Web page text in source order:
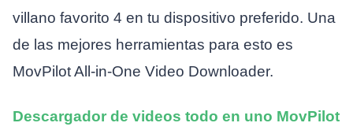
villano favorito 4 en tu dispositivo preferido. Una
de las mejores herramientas para esto es
MovPilot All-in-One Video Downloader.
Descargador de videos todo en uno MovPilot